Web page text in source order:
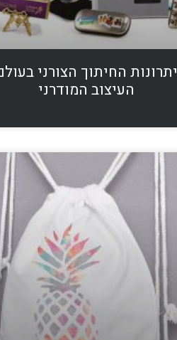
יתרונות החיתוך הצורני
העיצוב המודרני